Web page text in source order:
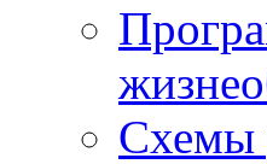
Схемы